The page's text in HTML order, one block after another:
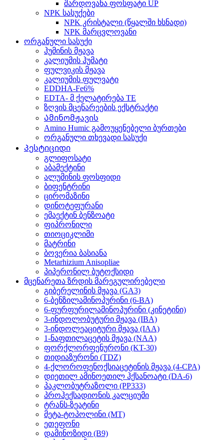
შარდოვანა ფოსფატი UP
NPK სასუქები
NPK კრისტალი (წყალში ხსნადი)
NPK მარცვლოვანი
ორგანული სასუქი
ჰუმინის მჟავა
კალიუმის ჰუმატი
ფულვიკის მჟავა
კალიუმის ფულვატი
EDDHA-Fe6%
EDTA- მ ქელატირება TE
ზღვის მცენარეების ექსტრაქტი
Ამინომჟავის
Amino Humic გამოუყენებელი ბურთები
ორგანული თხევადი სასუქი
Პესტიციდი
გლიფოსატი
აბამექტინი
ალუმინის ფოსფიდი
ბიფენტრინი
ცირომაზინი
დინოტეფურანი
ემაექტინ ბენზოატი
ფიპრონილი
თიოციკლიმი
მატრინი
ბოვერია ბასიანა
Metarhizium Anisopliae
პიპერონილ ბუტოქსიდი
მცენარეთა ზრდის მარეგულირებელი
გიბერელინის მჟავა (GA3)
6-ბენზილამინოპურინი (6-BA)
6-ფურფურილამინოპურინი (კინეტინი)
3-ინდოლობუტური მჟავა (IBA)
3-ინდოლეაციტური მჟავა (IAA)
1-ნაფთილაცეტის მჟავა (NAA)
ფორქლორფენურონი (KT-30)
თიდიაზურონი (TDZ)
4-ქლოროფენოქსიაცეტინის მჟავა (4-CPA)
დიეთილ ამინოეთილ ჰქსანოატი (DA-6)
პაკლობუტრაზოლი (PP333)
პროჰექსადიონის კალციუმი
ტრანს-ზეატინი
მეტა-ტოპოლინი (MT)
ეთეფონი
დამინოზიდი (B9)